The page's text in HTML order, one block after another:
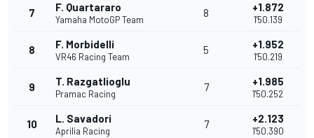
7 F. Quartararo
Yamaha MotoGP Team
8 +1.872
1'50.139
8 F. Morbidelli
VR46 Racing Team
5 +1.952
1'50.219
9 T. Razgatlioglu
Pramac Racing
7 +1.985
1'50.252
10 L. Savadori
Aprilia Racing
7 +2.123
1'50.390